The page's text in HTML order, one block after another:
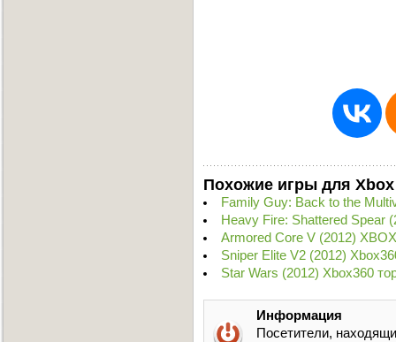
Похожие игры для Xbox
Family Guy: Back to the
Heavy Fire: Shattered Spear
Armored Core V (2012)
Sniper Elite V2 (2012)
Star Wars (2012) Xbox360
Информация
Посетители,